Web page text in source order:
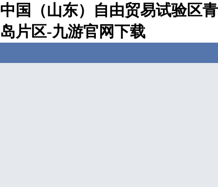
中国（山东）自由贸易试验区青
岛片区-九游官网下载